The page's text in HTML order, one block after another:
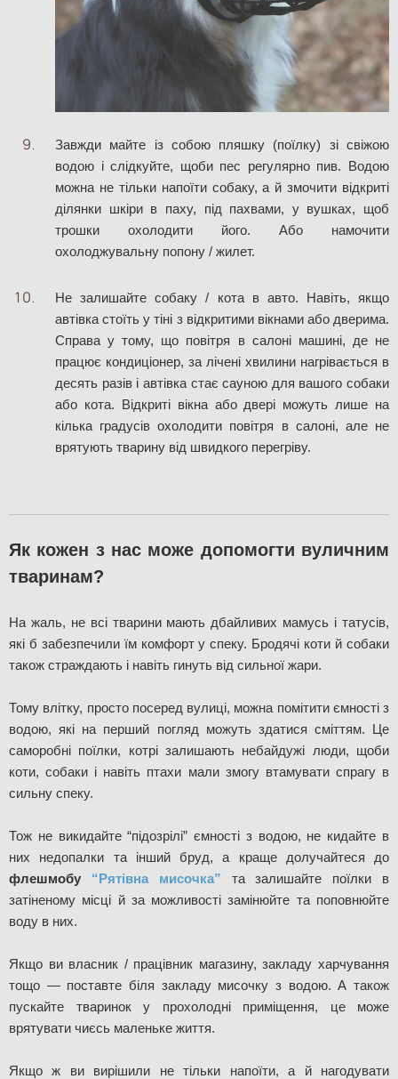
Завжди майте із собою пляшку (поїлку) зі свіжою
водою і слідкуйте, щоби пес регулярно пив. Водою
можна не тільки напоїти собаку, а й змочити відкриті
ділянки шкіри в паху, під пахвами, у вушках, щоб
трошки охолодити його. Або намочити
охолоджувальну попону / жилет.
Не залишайте собаку / кота в авто. Навіть, якщо
автівка стоїть у тіні з відкритими вікнами або дверима.
Справа у тому, що повітря в салоні машині, де не
працює кондиціонер, за лічені хвилини нагрівається в
десять разів і автівка стає сауною для вашого собаки
або кота. Відкриті вікна або двері можуть лише на
кілька градусів охолодити повітря в салоні, але не
врятують тварину від швидкого перегріву.
Як кожен з нас може допомогти вуличним
тваринам?
На жаль, не всі тварини мають дбайливих мамусь і татусів,
які б забезпечили їм комфорт у спеку. Бродячі коти й собаки
також страждають і навіть гинуть від сильної жари.
Тому влітку, просто посеред вулиці, можна помітити ємності з
водою, які на перший погляд можуть здатися сміттям. Це
саморобні поїлки, котрі залишають небайдужі люди, щоби
коти, собаки і навіть птахи мали змогу втамувати спрагу в
сильну спеку.
Тож не викидайте “підозрілі” ємності з водою, не кидайте в
флешмобу
“Рятівна мисочка”
та залишайте поїлки в
затіненому місці й за можливості замінюйте та поповнюйте
воду в них.
Якщо ви власник / працівник магазину, закладу харчування
тощо — поставте біля закладу мисочку з водою. А також
пускайте тваринок у прохолодні приміщення, це може
врятувати чиєсь маленьке життя.
Якщо ж ви вирішили не тільки напоїти, а й нагодувати